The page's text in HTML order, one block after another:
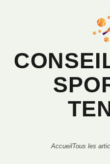
AccueilTous les